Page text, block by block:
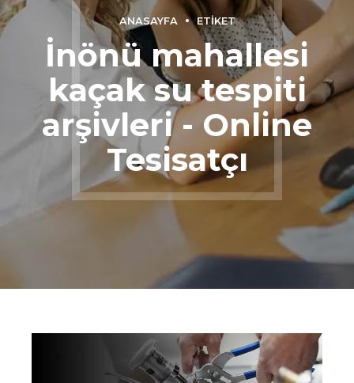
ANASAYFA ETIKET
İnönü mahallesi
kaçak su tespiti
arşivleri - Online
Tesisatçı